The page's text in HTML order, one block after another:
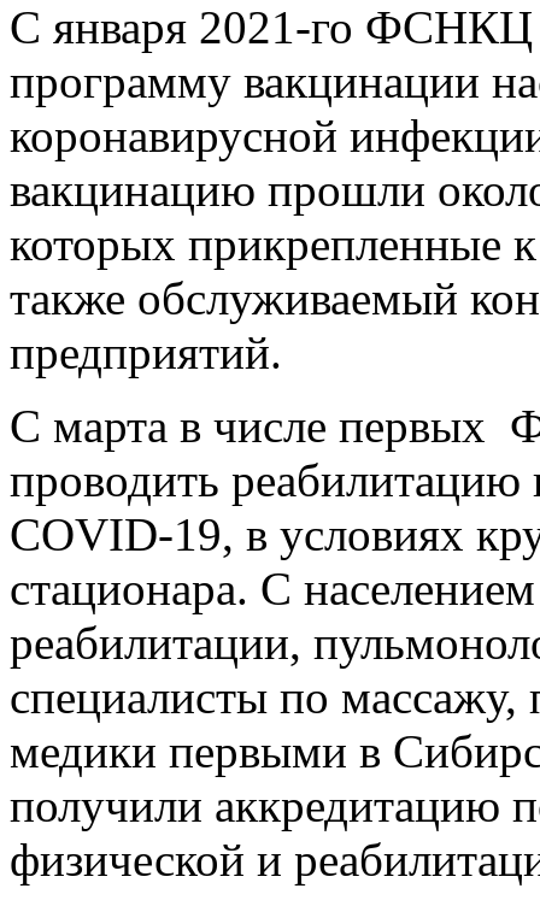
С января 2021-го
программу вакцинации
коронавирусной
вакцинацию прошли
которых прикрепленные
также обслуживаемый
предприятий.
С марта в числе
проводить
COVID-19, в условиях
стационара. С
реабилитации,
специалисты по
медики первыми в
получили аккредитацию
физической и